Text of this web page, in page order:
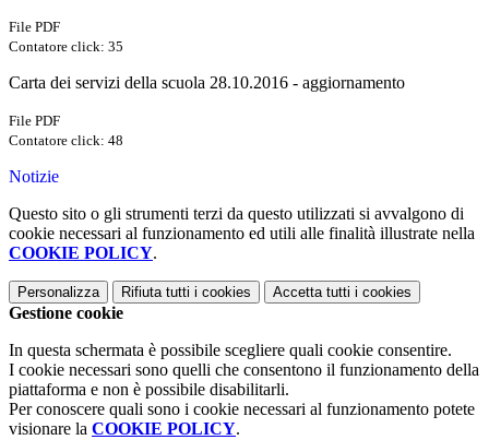
File PDF
Contatore click: 35
Carta dei servizi della scuola 28.10.2016 - aggiornamento
File PDF
Contatore click: 48
Notizie
Questo sito o gli strumenti terzi da questo utilizzati si avvalgono di
cookie necessari al funzionamento ed utili alle finalità illustrate nella
COOKIE POLICY.
Personalizza Rifiuta tutti i cookies Accetta tutti i cookies
Gestione cookie
In questa schermata è possibile scegliere quali cookie consentire.
I cookie necessari sono quelli che consentono il funzionamento della
piattaforma e non è possibile disabilitarli.
Per conoscere quali sono i cookie necessari al funzionamento potete
visionare la COOKIE POLICY.